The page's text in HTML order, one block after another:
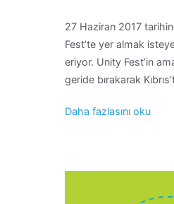
27 Haziran 2017
Fest’te yer almak
eriyor. Unity Fest’in
geride bırakarak
Daha fazlasını oku